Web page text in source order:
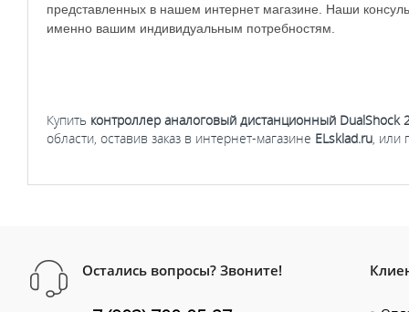
представленных в нашем интернет магазине. Наши
именно вашим индивидуальным потребностям.
Купить контроллер аналоговый дистанционный DualShock
области, оставив заказ в интернет-магазине ELsklad.ru ,
Остались вопросы? Звоните!